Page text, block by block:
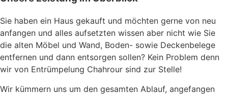
Sie haben ein Haus gekauft und möchten gerne von neu
anfangen und alles aufsetzten wissen aber nicht wie Sie
die alten Möbel und Wand, Boden- sowie Deckenbelege
entfernen und dann entsorgen sollen? Kein Problem denn
wir von Entrümpelung Chahrour sind zur Stelle!
Wir kümmern uns um den gesamten Ablauf, angefangen